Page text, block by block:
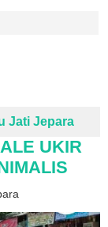
Jati Jepara
UKIR